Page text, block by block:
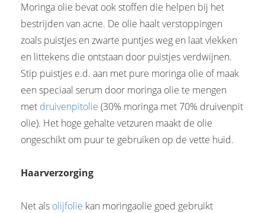
Moringa olie bevat ook stoffen die helpen bij het
bestrijden van acne. De olie haalt verstoppingen
zoals puistjes en zwarte puntjes weg en laat vlekken
en littekens die ontstaan door puistjes verdwijnen.
Stip puistjes e.d. aan met pure moringa olie of maak
een speciaal serum door moringa olie te mengen
met druivenpitolie (30% moringa met 70% druivenpit
olie). Het hoge gehalte vetzuren maakt de olie
ongeschikt om puur te gebruiken op de vette huid.
Haarverzorging
Net als olijfolie kan moringaolie goed gebruikt